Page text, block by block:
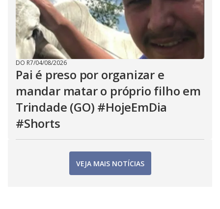
DO R7/04/08/2026
Pai é preso por organizar e
mandar matar o próprio filho em
Trindade (GO) #HojeEmDia
#Shorts
VEJA MAIS NOTÍCIAS